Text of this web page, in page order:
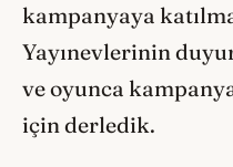
kampanyaya
Yayınevlerinin
ve oyunca
için derledik.